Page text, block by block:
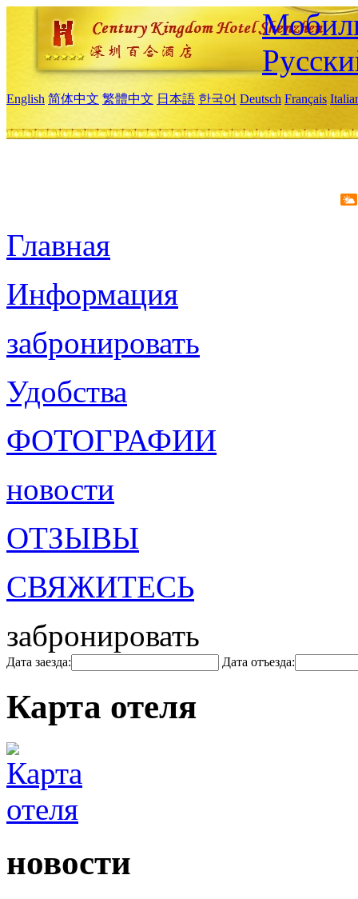
English 简体中文 繁體中文 日本語 한국어 Deutsch Français
Главная
Информация
забронировать
Удобства
ФОТОГРАФИИ
новости
ОТЗЫВЫ
СВЯЖИТЕСЬ
забронировать
Дата заезда: Дата отъезда:
Карта отеля
новости